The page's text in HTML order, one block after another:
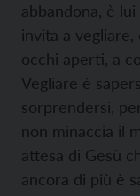
abbandona, è
invita a
occhi aperti, a
Vegliare è
sorprendersi,
non minaccia il
attesa di Gesù
ancora di più è